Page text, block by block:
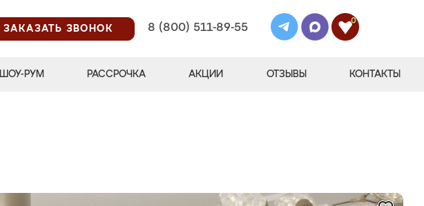
ЗАКАЗАТЬ ЗВОНОК
8 (800) 511-89-55
0
ШОУ-РУМ РАССРОЧКА АКЦИИ ОТЗЫВЫ КОНТАКТЫ